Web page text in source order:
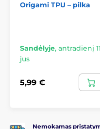
Apgalvotos detalės
Tikslūs išpjovimai–
mygtukų, prievadų ir
Sleep/wake funkcija–
uždarius dėklą ir
Prekė priklauso
Origami TPU – pilka
Sandėlyje, antradienį
jus
5,99 €
Nemokamas